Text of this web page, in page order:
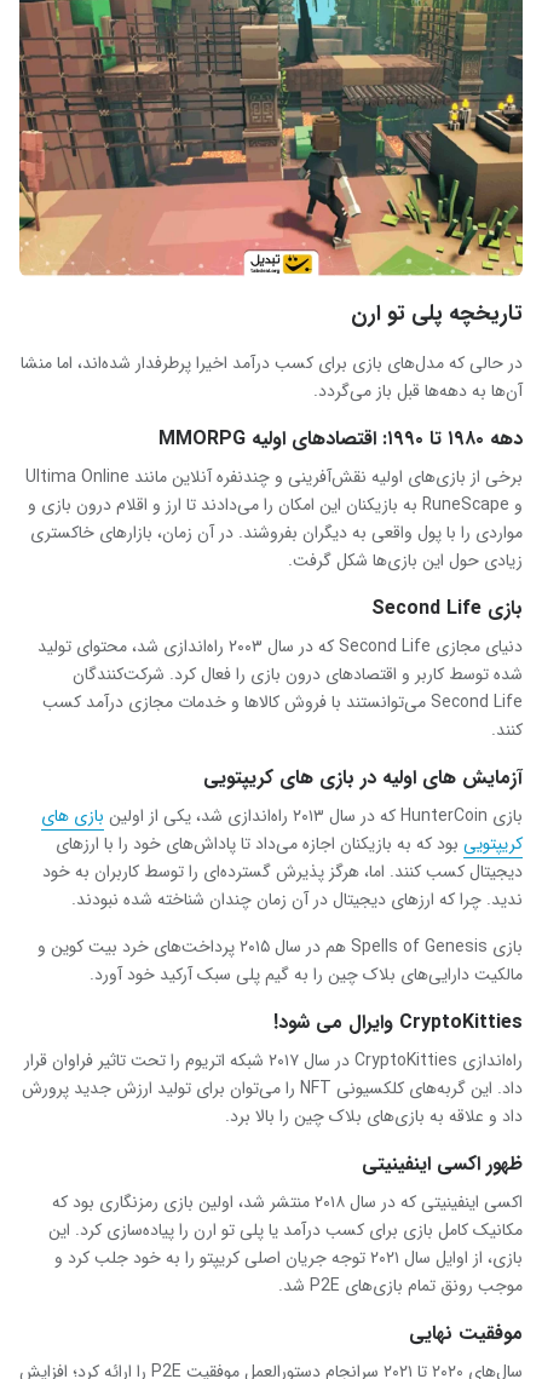
تاریخچه پلی تو ارن
در حالی که مدل‌های بازی برای کسب درآمد اخیرا پرطرفدار شده‌اند، اما منشا
آن‌ها به دهه‌ها قبل باز می‌گردد.
دهه ۱۹۸۰ تا ۱۹۹۰: اقتصادهای اولیه MMORPG
برخی از بازی‌های اولیه نقش‌آفرینی و چندنفره آنلاین مانند Ultima Online
و RuneScape به بازیکنان این امکان را می‌دادند تا ارز و اقلام درون بازی و
مواردی را با پول واقعی به دیگران بفروشند. در آن زمان، بازارهای خاکستری
زیادی حول این بازی‌ها شکل گرفت.
بازی Second Life
دنیای مجازی Second Life که در سال ۲۰۰۳ راه‌اندازی شد، محتوای تولید
شده توسط کاربر و اقتصادهای درون بازی را فعال کرد. شرکت‌کنندگان
Second Life می‌توانستند با فروش کالاها و خدمات مجازی درآمد کسب
کنند.
آزمایش های اولیه در بازی های کریپتویی
بازی HunterCoin که در سال ۲۰۱۳ راه‌اندازی شد، یکی از اولین
بازی های
کریپتویی بود که به بازیکنان اجازه می‌داد تا پاداش‌های خود را با ارزهای
دیجیتال کسب کنند. اما، هرگز پذیرش گسترده‌ای را توسط کاربران به خود
ندید. چرا که ارزهای دیجیتال در آن زمان چندان شناخته شده نبودند.
بازی Spells of Genesis هم در سال ۲۰۱۵ پرداخت‌های خرد بیت کوین و
مالکیت دارایی‌های بلاک چین را به گیم پلی سبک آرکید خود آورد.
CryptoKitties وایرال می شود!
راه‌اندازی CryptoKitties در سال ۲۰۱۷ شبکه اتریوم را تحت تاثیر فراوان قرار
داد. این گربه‌های کلکسیونی NFT را می‌توان برای تولید ارزش جدید پرورش
داد و علاقه به بازی‌های بلاک چین را بالا برد.
ظهور اکسی اینفینیتی
اکسی اینفینیتی که در سال ۲۰۱۸ منتشر شد، اولین بازی رمزنگاری بود که
مکانیک کامل بازی برای کسب درآمد یا پلی تو ارن را پیاده‌سازی کرد. این
بازی، از اوایل سال ۲۰۲۱ توجه جریان اصلی کریپتو را به خود جلب کرد و
موجب رونق تمام بازی‌های P2E شد.
موفقیت نهایی
سال‌های ۲۰۲۰ تا ۲۰۲۱ سرانجام دستورالعمل موفقیت P2E را ارائه کرد؛ افزایش